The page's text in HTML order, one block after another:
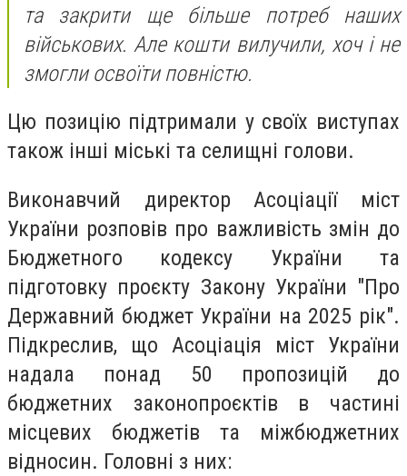
та закрити ще більше потреб наших
військових. Але кошти вилучили, хоч і не
змогли освоїти повністю.
Цю позицію підтримали у своїх виступах
також інші міські та селищні голови.
Виконавчий директор Асоціації міст
України розповів про важливість змін до
Бюджетного кодексу України та
підготовку проєкту Закону України "Про
Державний бюджет України на 2025 рік".
Підкреслив, що Асоціація міст України
надала понад 50 пропозицій до
бюджетних законопроєктів в частині
місцевих бюджетів та міжбюджетних
відносин. Головні з них: